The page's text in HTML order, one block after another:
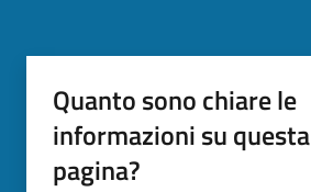
Quanto sono chiare le
informazioni su questa
pagina?